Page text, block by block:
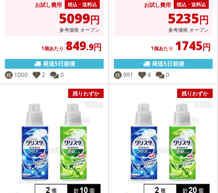
お試し費用 税込・送料込
5099円
参考価格 オープン
1個あたり 849.9円
発送5日前後
残 1000 2 0
お試し費用 税込・送料込
5235円
参考価格 オープン
1個あたり 1745円
発送5日前後
残 991 4 0
残りわずか 残りわずか